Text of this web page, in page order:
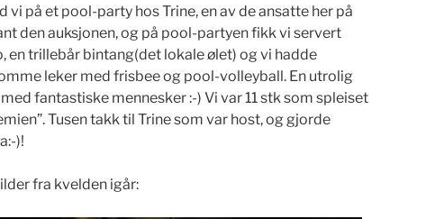
vi på et pool-party hos Trine, en av de ansatte her på
den auksjonen, og på pool-partyen fikk vi servert
en trillebår bintang(det lokale ølet) og vi hadde
leker med frisbee og pool-volleyball. En utrolig
fantastiske mennesker :-) Vi var 11 stk som spleiset
Tusen takk til Trine som var host, og gjorde
)!
fra kvelden igår: